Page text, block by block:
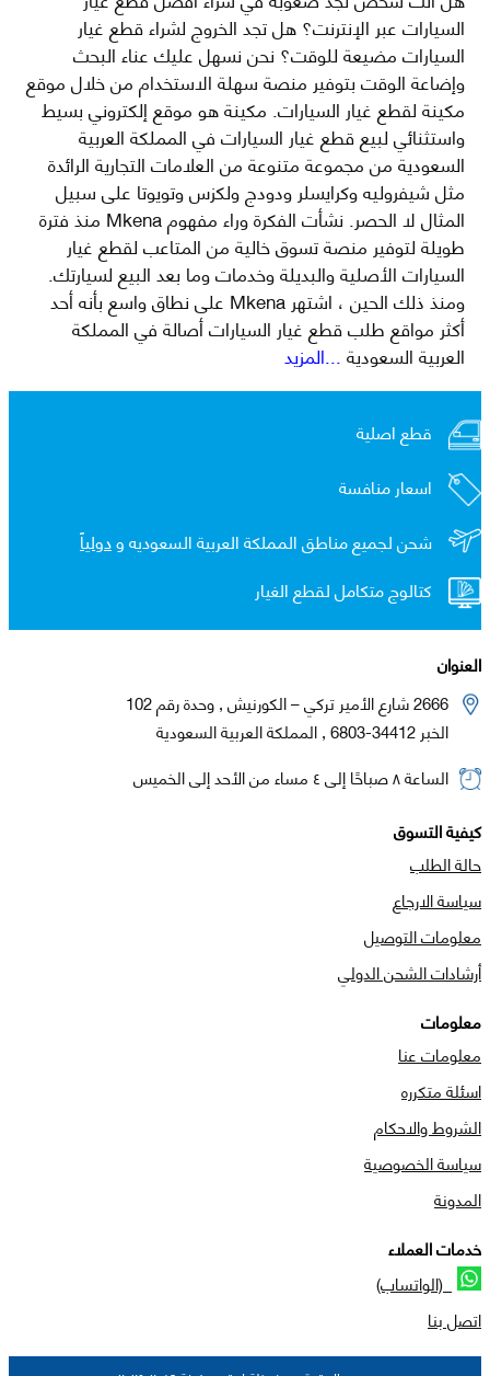
السيارات عبر الإنترنت؟ هل تجد الخروج لشراء قطع غيار
السيارات مضيعة للوقت؟ نحن نسهل عليك عناء البحث
وإضاعة الوقت بتوفير منصة سهلة الاستخدام من خلال موقع
مكينة لقطع غيار السيارات. مكينة هو موقع إلكتروني بسيط
واستثنائي لبيع قطع غيار السيارات في المملكة العربية
السعودية من مجموعة متنوعة من العلامات التجارية الرائدة
مثل شيفروليه وكرايسلر ودودج ولكزس وتويوتا على سبيل
المثال لا الحصر. نشأت الفكرة وراء مفهوم Mkena منذ فترة
طويلة لتوفير منصة تسوق خالية من المتاعب لقطع غيار
السيارات الأصلية والبديلة وخدمات وما بعد البيع لسيارتك.
ومنذ ذلك الحين ، اشتهر Mkena على نطاق واسع بأنه أحد
أكثر مواقع طلب قطع غيار السيارات أصالة في المملكة
العربية السعودية...المزيد
قطع اصلية
اسعار منافسة
شحن لجميع مناطق المملكة العربية السعوديه ودولياً
كتالوج متكامل لقطع الغيار
العنوان
2666 شارع الأمير تركي – الكورنيش , وحدة رقم 102
الخبر 34412-6803 , المملكة العربية السعودية
الساعة ٨ صباحًا إلى ٤ مساء من الأحد إلى الخميس
كيفية التسوق
حالة الطلب
سياسة الارجاع
معلومات التوصيل
أرشادات الشحن الدولي
معلومات
معلومات عنا
اسئلة متكرره
الشروط والاحكام
سياسة الخصوصية
المدونة
خدمات العملاء
(الواتساب)
اتصل بنا